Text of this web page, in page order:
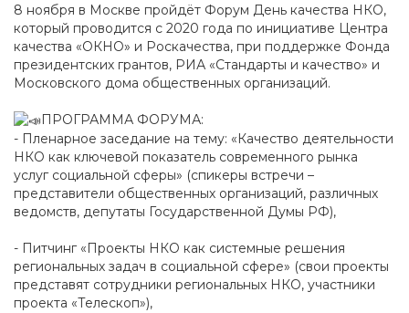
8 ноября в Москве пройдёт Форум День качества НКО,
который проводится с 2020 года по инициативе Центра
качества «ОКНО» и Роскачества, при поддержке Фонда
президентских грантов, РИА «Стандарты и качество» и
Московского дома общественных организаций.
ПРОГРАММА ФОРУМА:
- Пленарное заседание на тему: «Качество деятельности
НКО как ключевой показатель современного рынка
услуг социальной сферы» (спикеры встречи –
представители общественных организаций, различных
ведомств, депутаты Государственной Думы РФ),
- Питчинг «Проекты НКО как системные решения
региональных задач в социальной сфере» (свои проекты
представят сотрудники региональных НКО, участники
проекта «Телескоп»),